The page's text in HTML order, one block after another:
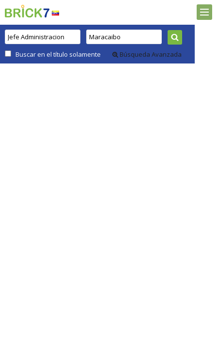
Buscar en el título solamente Búsqueda Avanzada